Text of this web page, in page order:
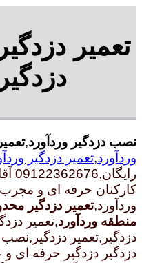
تعمیر
نصب دزدگیر وردآورد,
وردآورد,تعمیر دزدگیر
کارکنان حرفه ای و مجرب
وردآورد,تعمیر دزدگیر
منطقه وردآورد,تعمیر
دزدگیر,تعمیر
دزدگیر دزدگیر حرفه ای